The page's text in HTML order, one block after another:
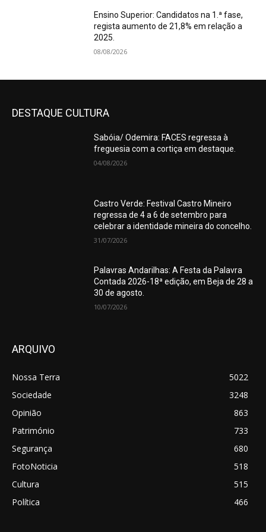
Ensino Superior: Candidatos na 1.ª fase,
regista aumento de 21,8% em relação a
2025.
08/08/2026
DESTAQUE CULTURA
Sabóia/ Odemira: FACES regressa à
freguesia com a cortiça em destaque.
04/08/2026
Castro Verde: Festival Castro Mineiro
regressa de 4 a 6 de setembro para
celebrar a identidade mineira do concelho.
31/07/2026
Palavras Andarilhas: A Festa da Palavra
Contada 2026-18ª edição, em Beja de 28 a
30 de agosto.
10/07/2026
ARQUIVO
Nossa Terra
5022
Sociedade
3248
Opinião
863
Património
733
Segurança
680
FotoNoticia
518
Cultura
515
Política
466